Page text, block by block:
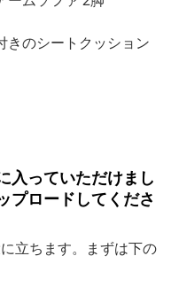
きのシートクッション
入っていただけまし
プロードしてくださ
立ちます。まずは下の